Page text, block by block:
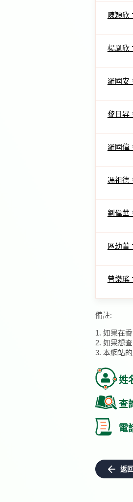
陳穎欣
楊鳯欣
羅國安
黎日昇
羅國偉
馮祖德
劉偉華
區幼菁
曾樂瑤
備註:
1. 如果在
2. 如果想
3. 本網站
姓
查
電
返回